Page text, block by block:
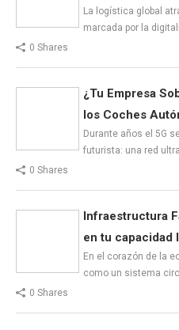
La logística global
marcada por la
0 Shares
¿Tu Empresa
los Coches
Durante años el 5G
futurista: una red
0 Shares
Infraestructura
en tu capacidad
En el corazón de la
como un sistema
0 Shares